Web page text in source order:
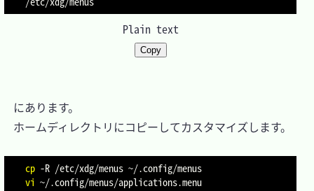
Plain text
Copy
にあります。
ホームディレクトリにコピーしてカスタマイズします。
cp -R
vi